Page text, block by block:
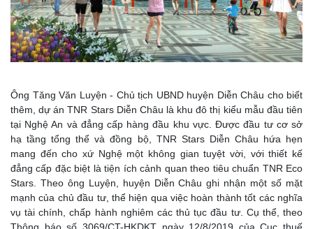
Ông Tăng Văn Luyện - Chủ tịch UBND huyện Diễn Châu cho biết
thêm, dự án TNR Stars Diễn Châu là khu đô thị kiểu mẫu đầu tiên
tại Nghệ An và đẳng cấp hàng đầu khu vực. Được đầu tư cơ sở
hạ tầng tổng thể và đồng bộ, TNR Stars Diễn Châu hứa hẹn
mang đến cho xứ Nghệ một không gian tuyệt vời, với thiết kế
đẳng cấp đặc biệt là tiện ích cảnh quan theo tiêu chuẩn TNR Eco
Stars. Theo ông Luyện, huyện Diễn Châu ghi nhận một số mặt
mạnh của chủ đầu tư, thể hiện qua việc hoàn thành tốt các nghĩa
vụ tài chính, chấp hành nghiêm các thủ tục đầu tư. Cụ thể, theo
Thông báo số 3069/CT-HKDKT ngày 12/8/2019 của Cục thuế